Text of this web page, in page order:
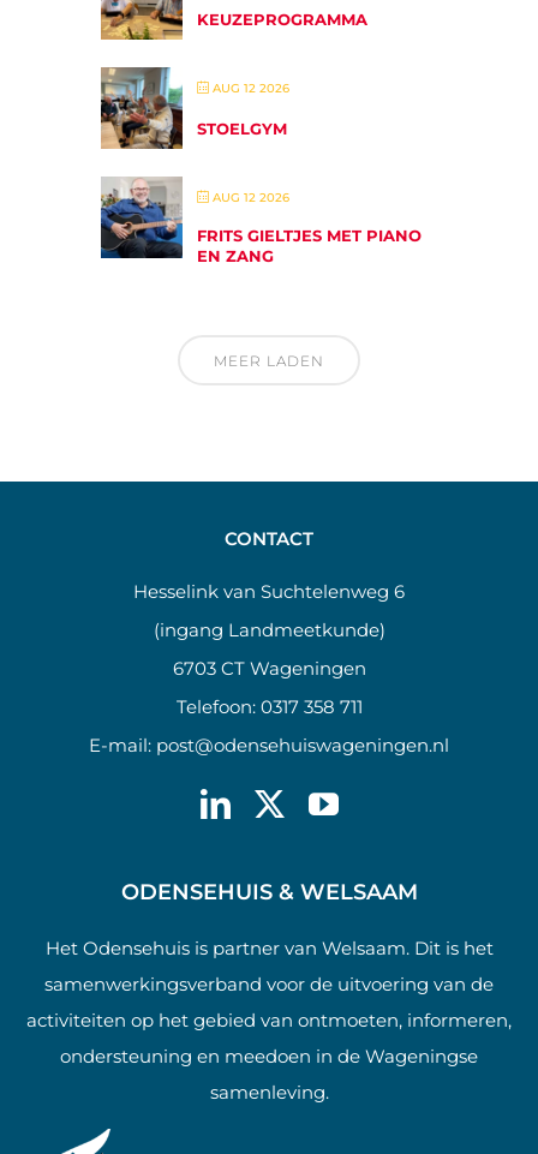
KEUZEPROGRAMMA
AUG 12 2026
STOELGYM
AUG 12 2026
FRITS GIELTJES MET PIANO
EN ZANG
MEER LADEN
CONTACT
Hesselink van Suchtelenweg 6
(ingang Landmeetkunde)
6703 CT Wageningen
Telefoon: 0317 358 711
E-mail: post@odensehuiswageningen.nl
ODENSEHUIS & WELSAAM
Het Odensehuis is partner van Welsaam. Dit is het
samenwerkingsverband voor de uitvoering van de
activiteiten op het gebied van ontmoeten, informeren,
ondersteuning en meedoen in de Wageningse
samenleving.